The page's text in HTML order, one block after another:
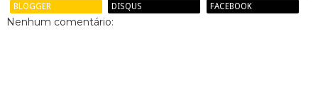
BLOGGER DISQUS FACEBOOK
Nenhum comentário: